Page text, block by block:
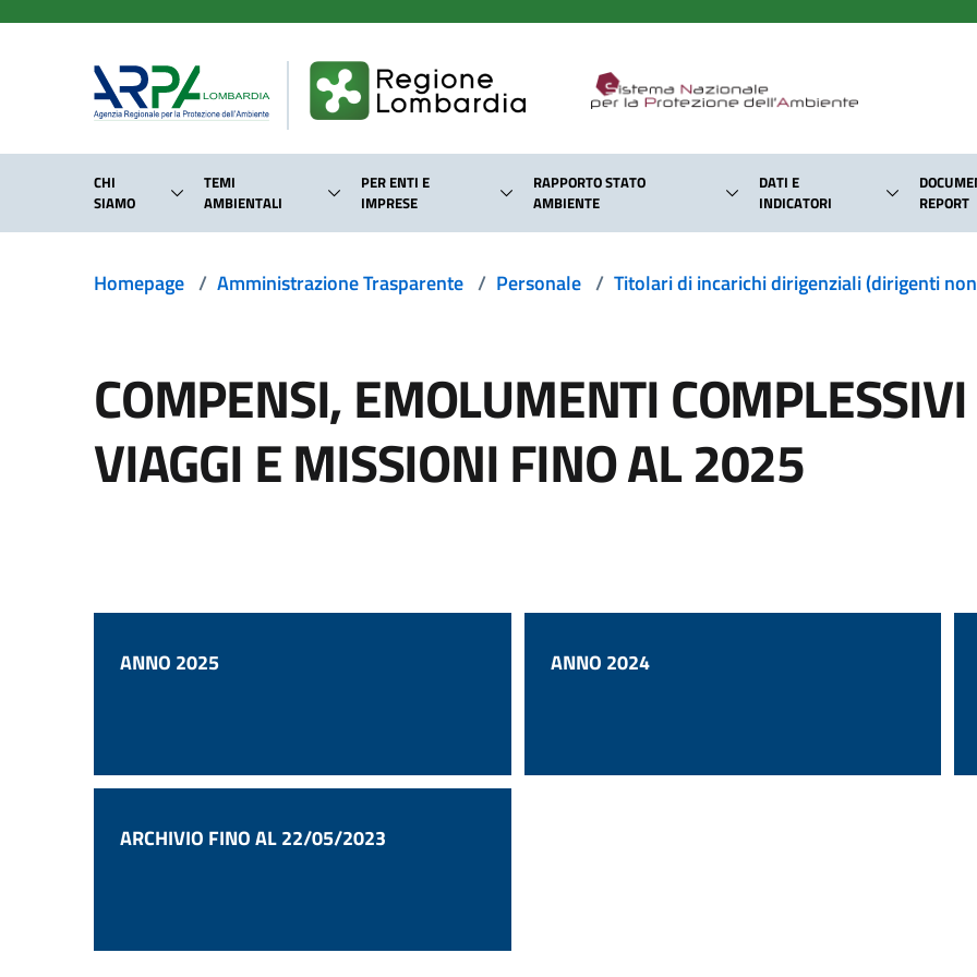
CHI
SIAMO
TEMI
AMBIENTALI
PER ENTI E
IMPRESE
RAPPORTO STATO
AMBIENTE
DATI E
INDICATORI
REPORT
Homepage / Amministrazione Trasparente / Personale / Titolari di incarichi dirigenziali (dirigenti
COMPENSI, EMOLUMENTI
VIAGGI E MISSIONI FINO AL 2025
ANNO 2025 ANNO 2024
ARCHIVIO FINO AL 22/05/2023